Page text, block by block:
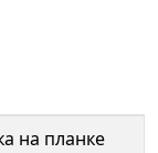
на планке